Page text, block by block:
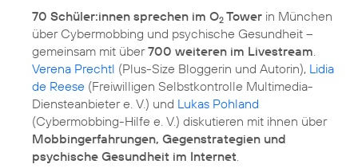
70 Schüler:innen sprechen im O2 Tower in München
über Cybermobbing und psychische Gesundheit –
gemeinsam mit über700 weiteren im Livestream
Verena Prechtl (Plus-Size Bloggerin und Autorin), Lidia
de Reese (Freiwilligen Selbstkontrolle Multimedia-
Diensteanbieter e. V.) und Lukas Pohland
(Cybermobbing-Hilfe e. V.) diskutieren mit ihnen über
Mobbingerfahrungen, Gegenstrategien und
psychische Gesundheit im Internet